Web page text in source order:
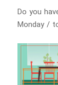
?Do you
Monday /